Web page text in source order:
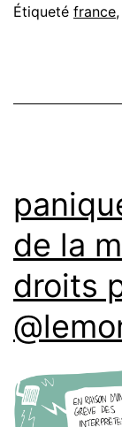
Étiqueté france,
de la
droits